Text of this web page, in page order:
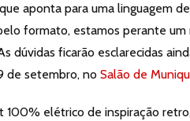
aponta para uma linguagem
formato, estamos perante
dúvidas ficarão esclarecidas
de setembro, no Salão de
100% elétrico de inspiração